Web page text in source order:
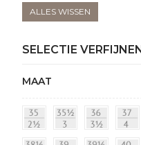
ALLES WISSEN
SELECTIE
MAAT